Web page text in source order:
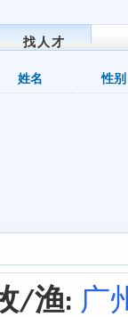
找人才
姓名 性别
/渔: 广